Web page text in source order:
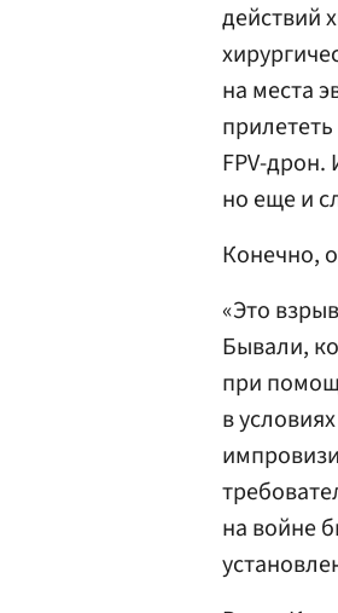
действий
на места
FPV-дрон.
но еще и
Конечно,
«Это
Бывали,
при
в
на войне